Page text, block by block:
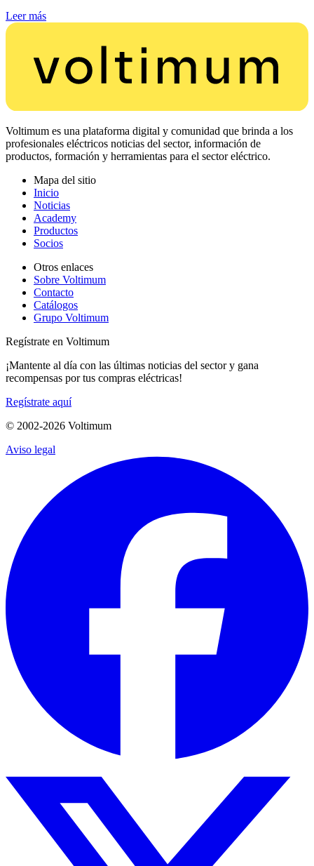
Leer más
Voltimum es una plataforma digital y comunidad que brinda a los
profesionales eléctricos noticias del sector, información de
productos, formación y herramientas para el sector eléctrico.
Mapa del sitio
Inicio
Noticias
Academy
Productos
Socios
Otros enlaces
Sobre Voltimum
Contacto
Catálogos
Grupo Voltimum
Regístrate en Voltimum
¡Mantente al día con las últimas noticias del sector y gana
recompensas por tus compras eléctricas!
Regístrate aquí
© 2002-2026 Voltimum
Aviso legal